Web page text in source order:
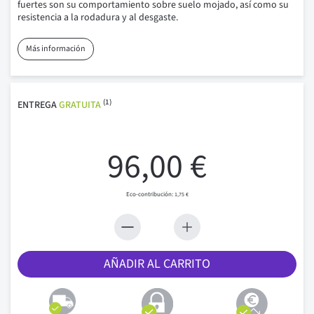
fuertes son su comportamiento sobre suelo mojado, así como su
resistencia a la rodadura y al desgaste.
Más información
ENTREGAGRATUITA (1)
96,00 €
1,75 €
AÑADIR AL CARRITO